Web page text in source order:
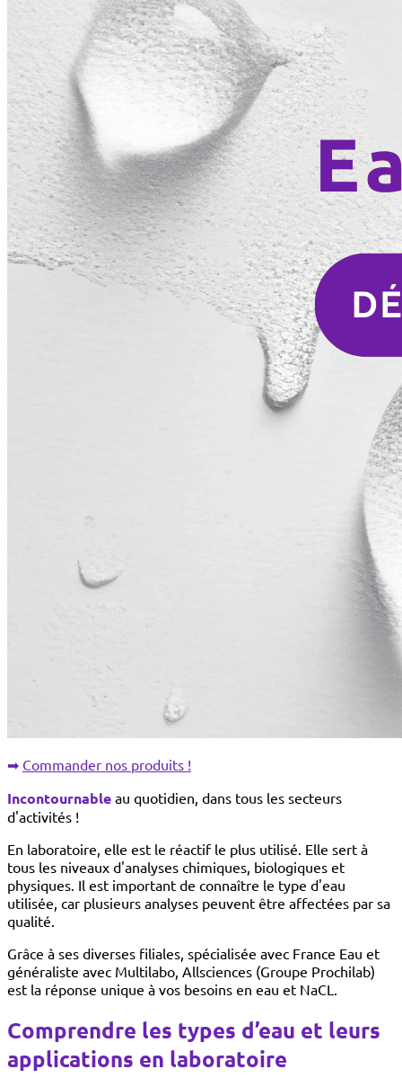
➡︎ Commander nos produits !
Incontournable au quotidien, dans tous les secteurs
d'activités !
En laboratoire, elle est le réactif le plus utilisé. Elle sert à
tous les niveaux d'analyses chimiques, biologiques et
physiques. Il est important de connaître le type d'eau
utilisée, car plusieurs analyses peuvent être affectées par sa
qualité.
Grâce à ses diverses filiales, spécialisée avec France Eau et
généraliste avec Multilabo, Allsciences (Groupe Prochilab)
est la réponse unique à vos besoins en eau et NaCL.
Comprendre les types d’eau et leurs
applications en laboratoire